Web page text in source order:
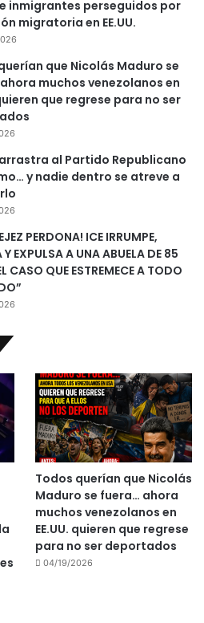
inmigrantes perseguidos por
migratoria en EE.UU.
que Nicolás Maduro se
muchos venezolanos en
que regrese para no ser
al Partido Republicano
y nadie dentro se atreve a
PERDONA! ICE IRRUMPE,
Y EXPULSA A UNA ABUELA DE 85
CASO QUE ESTREMECE A TODO
Todos querían que Nicolás
Maduro se fuera… ahora
muchos venezolanos en
EE.UU. quieren que regrese
para no ser deportados
04/19/2026